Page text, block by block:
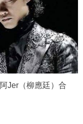
Jer（柳應廷）合